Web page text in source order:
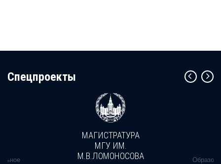
Cпецпроекты
МАГИСТРАТУРА
МГУ ИМ.
М.В.ЛОМОНОСОВА